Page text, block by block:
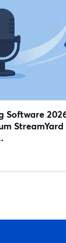
Software